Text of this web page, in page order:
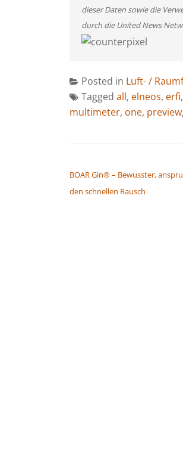
dieser Daten sowie die
durch die United News
Posted in Luft- /
Tagged all, elneos, erfi,
multimeter, one, preview,
BOAR Gin® – Bewusster,
den schnellen Rausch